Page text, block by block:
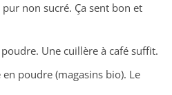
non sucré. Ça sent bon et
Une cuillère à café suffit.
poudre (magasins bio). Le